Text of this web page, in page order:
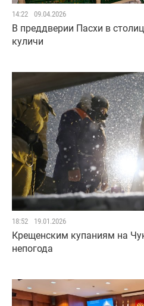
14:22 09.04.2026
В преддверии Пасхи в
куличи
18:52 19.01.2026
Крещенским купаниям на
непогода